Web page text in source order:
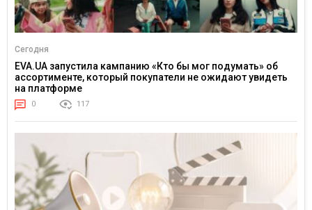
Сегодня
EVA.UA запустила кампанию «Кто бы мог подумать» об
ассортименте, который покупатели не ожидают увидеть
на платформе
0 117